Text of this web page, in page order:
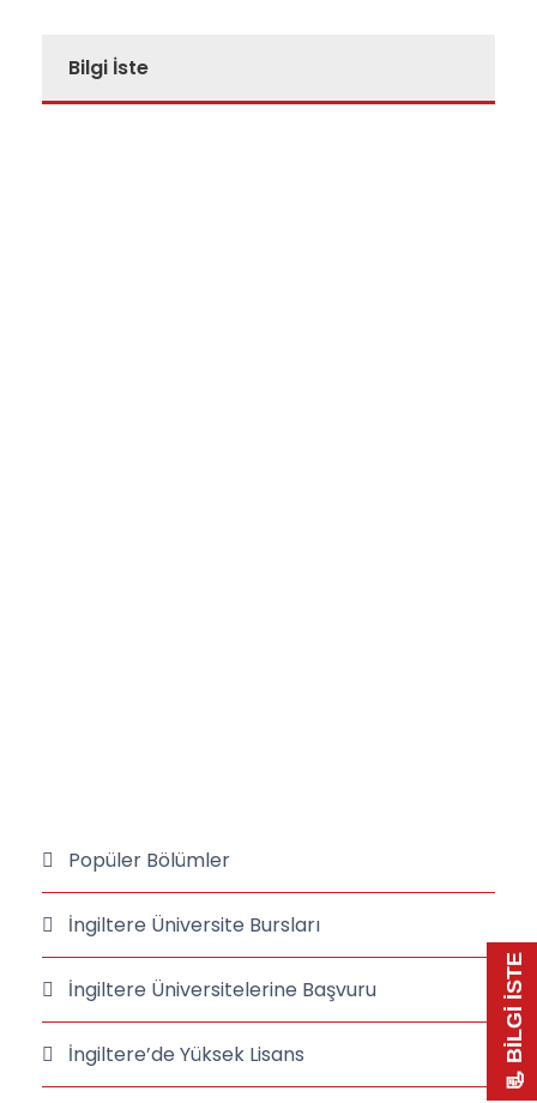
Bilgi İste
Popüler Bölümler
İngiltere Üniversite Bursları
İngiltere Üniversitelerine Başvuru
İngiltere’de Yüksek Lisans 📃 BİLGİ İSTE